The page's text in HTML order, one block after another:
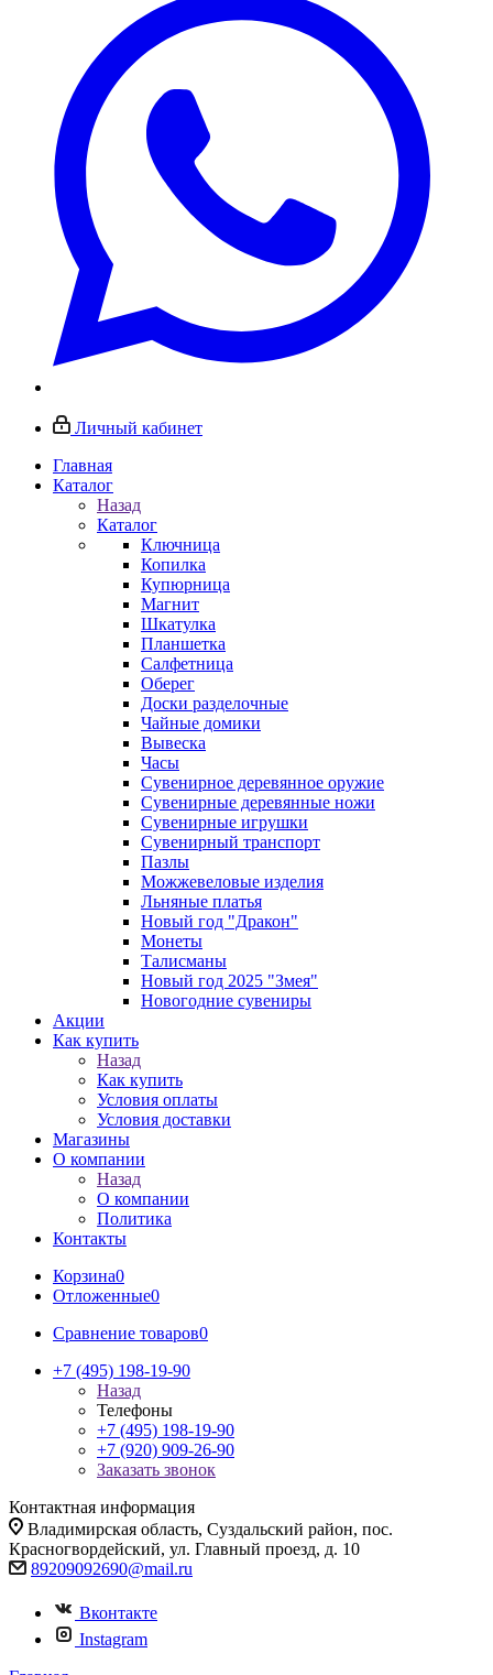
Личный кабинет
Главная
Каталог
Назад
Каталог
Ключница
Копилка
Купюрница
Магнит
Шкатулка
Планшетка
Салфетница
Оберег
Доски разделочные
Чайные домики
Вывеска
Часы
Сувенирное деревянное оружие
Сувенирные деревянные ножи
Сувенирные игрушки
Сувенирный транспорт
Пазлы
Можжевеловые изделия
Льняные платья
Новый год "Дракон"
Монеты
Талисманы
Новый год 2025 "Змея"
Новогодние сувениры
Акции
Как купить
Назад
Как купить
Условия оплаты
Условия доставки
Магазины
О компании
Назад
О компании
Политика
Контакты
Корзина0
Отложенные0
Сравнение товаров0
+7 (495) 198-19-90
Назад
Телефоны
+7 (495) 198-19-90
+7 (920) 909-26-90
Заказать звонок
Контактная информация
Владимирская область, Суздальский район, пос.
Красногвордейский, ул. Главный проезд, д. 10
89209092690@mail.ru
Вконтакте
Instagram